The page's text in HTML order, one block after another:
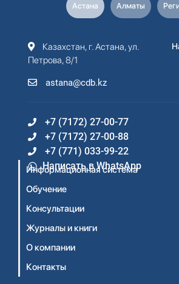
Астана Алматы
Казахстан, г. Астана, ул.
Петрова, 8/1
astana@cdb.kz
+7 (7172) 27-00-77
+7 (7172) 27-00-88
+7 (771) 033-99-22
Написать в WhatsApp
Информационная система
Обучение
Консультации
Журналы и книги
О компании
Контакты